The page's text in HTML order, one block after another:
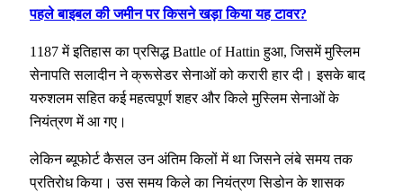
पहले बाइबल की जमीन पर किसने खड़ा किया यह टावर?
1187 में इतिहास का प्रसिद्ध Battle of Hattin हुआ, जिसमें मुस्लिम
सेनापति सलादीन ने क्रूसेडर सेनाओं को करारी हार दी। इसके बाद
यरुशलम सहित कई महत्वपूर्ण शहर और किले मुस्लिम सेनाओं के
नियंत्रण में आ गए।
लेकिन ब्यूफोर्ट कैसल उन अंतिम किलों में था जिसने लंबे समय तक
प्रतिरोध किया। उस समय किले का नियंत्रण सिडोन के शासक